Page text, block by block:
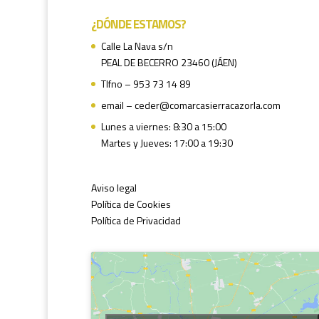
¿DÓNDE ESTAMOS?
Calle La Nava s/n
PEAL DE BECERRO 23460 (JÁEN)
Tlfno – 953 73 14 89
email – ceder@comarcasierracazorla.com
Lunes a viernes: 8:30 a 15:00
Martes y Jueves: 17:00 a 19:30
Aviso legal
Política de Cookies
Política de Privacidad